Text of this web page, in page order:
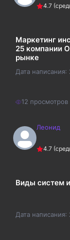
4.7
Маркетинг
25 компании
рынке
Дата написания:
12 просмотров
450 ₽Леонид
4.7
Виды систем
Дата написания: